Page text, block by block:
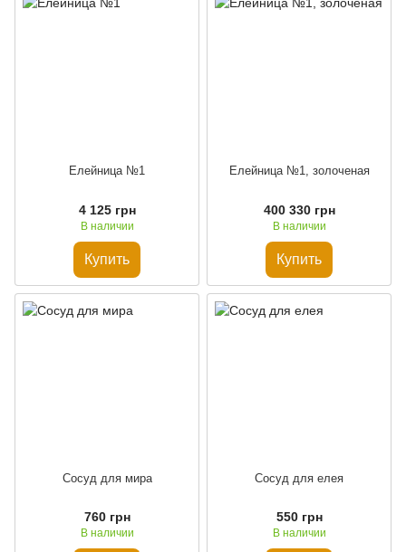
Елейница №1
4 125 грн
В наличии
Купить
Елейница №1, золоченая
400 330 грн
В наличии
Купить
Сосуд для мира
760 грн
В наличии
Сосуд для елея
550 грн
В наличии